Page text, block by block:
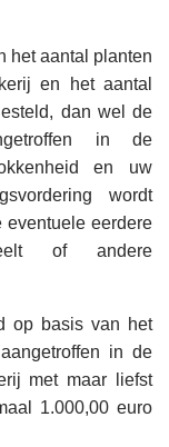
het aantal planten
en het aantal
dan wel de
in de
en uw
wordt
eventuele eerdere
of andere
op basis van het
in de
met maar liefst
1.000,00 euro